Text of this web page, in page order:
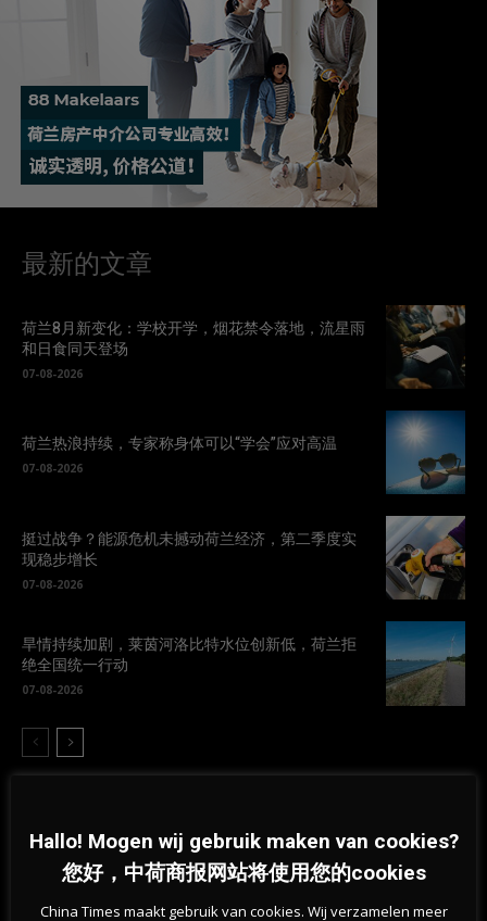
最新的文章
荷兰8月新变化：学校开学，烟花禁令落地，流星雨
和日食同天登场
07-08-2026
荷兰热浪持续，专家称身体可以“学会”应对高温
07-08-2026
挺过战争？能源危机未撼动荷兰经济，第二季度实
现稳步增长
07-08-2026
旱情持续加剧，莱茵河洛比特水位创新低，荷兰拒
绝全国统一行动
07-08-2026
Hallo! Mogen wij gebruik maken van cookies?
您好，中荷商报网站将使用您的cookies
China Times maakt gebruik van cookies. Wij verzamelen meer